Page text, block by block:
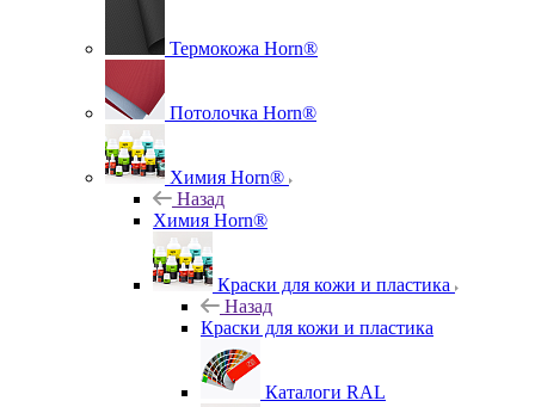
Термокожа Horn®
Потолочка Horn®
Химия Horn®
Назад
Химия Horn®
Краски для кожи и пластика
Назад
Краски для кожи и пластика
Каталоги RAL